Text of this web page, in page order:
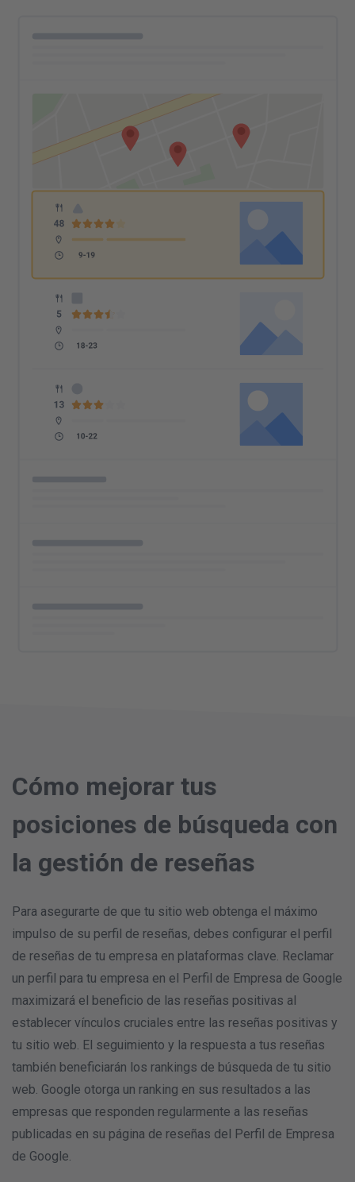
Cómo mejorar tus
posiciones de búsqueda con
la gestión de reseñas
Para asegurarte de que tu sitio web obtenga el máximo
impulso de su perfil de reseñas, debes configurar el perfil
de reseñas de tu empresa en plataformas clave. Reclamar
un perfil para tu empresa en el Perfil de Empresa de Google
maximizará el beneficio de las reseñas positivas al
establecer vínculos cruciales entre las reseñas positivas y
tu sitio web. El seguimiento y la respuesta a tus reseñas
también beneficiarán los rankings de búsqueda de tu sitio
web. Google otorga un ranking en sus resultados a las
empresas que responden regularmente a las reseñas
publicadas en su página de reseñas del Perfil de Empresa
de Google.